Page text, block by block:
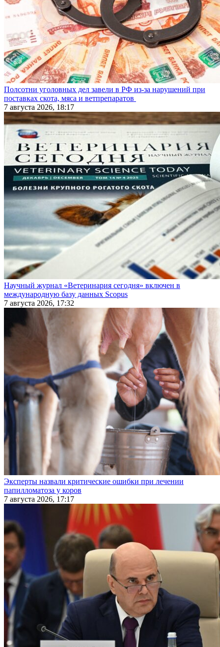
Полсотни уголовных дел завели в РФ из-за нарушений при
поставках скота, мяса и ветпрепаратов
7 августа 2026, 18:17
Научный журнал «Ветеринария сегодня» включен в
международную базу данных Scopus
7 августа 2026, 17:32
Эксперты назвали критические ошибки при лечении
папилломатоза у коров
7 августа 2026, 17:17